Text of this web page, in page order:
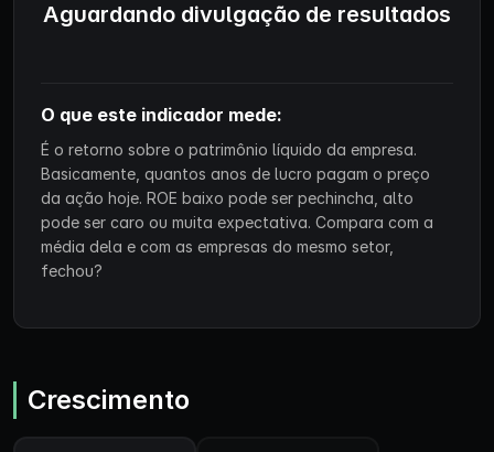
Aguardando divulgação de resultados
O que este indicador mede:
É o retorno sobre o patrimônio líquido da empresa.
Basicamente, quantos anos de lucro pagam o preço
da ação hoje. ROE baixo pode ser pechincha, alto
pode ser caro ou muita expectativa. Compara com a
média dela e com as empresas do mesmo setor,
fechou?
Crescimento